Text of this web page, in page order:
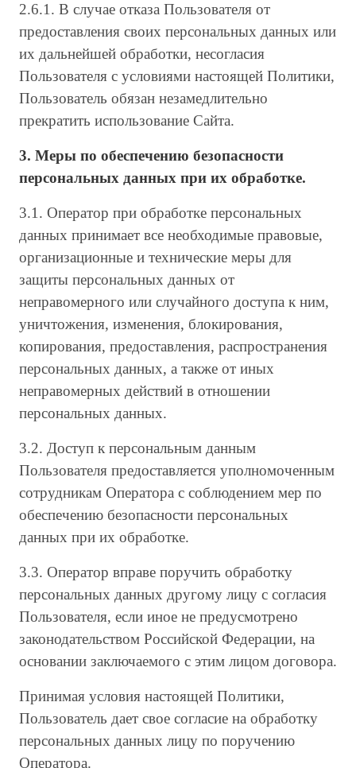
2.6.1. В случае отказа Пользователя от
предоставления своих персональных данных или
их дальнейшей обработки, несогласия
Пользователя с условиями настоящей Политики,
Пользователь обязан незамедлительно
прекратить использование Сайта.
3. Меры по обеспечению безопасности
персональных данных при их обработке.
3.1. Оператор при обработке персональных
данных принимает все необходимые правовые,
организационные и технические меры для
защиты персональных данных от
неправомерного или случайного доступа к ним,
уничтожения, изменения, блокирования,
копирования, предоставления, распространения
персональных данных, а также от иных
неправомерных действий в отношении
персональных данных.
3.2. Доступ к персональным данным
Пользователя предоставляется уполномоченным
сотрудникам Оператора с соблюдением мер по
обеспечению безопасности персональных
данных при их обработке.
3.3. Оператор вправе поручить обработку
персональных данных другому лицу с согласия
Пользователя, если иное не предусмотрено
законодательством Российской Федерации, на
основании заключаемого с этим лицом договора.
Принимая условия настоящей Политики,
Пользователь дает свое согласие на обработку
персональных данных лицу по поручению
Оператора.